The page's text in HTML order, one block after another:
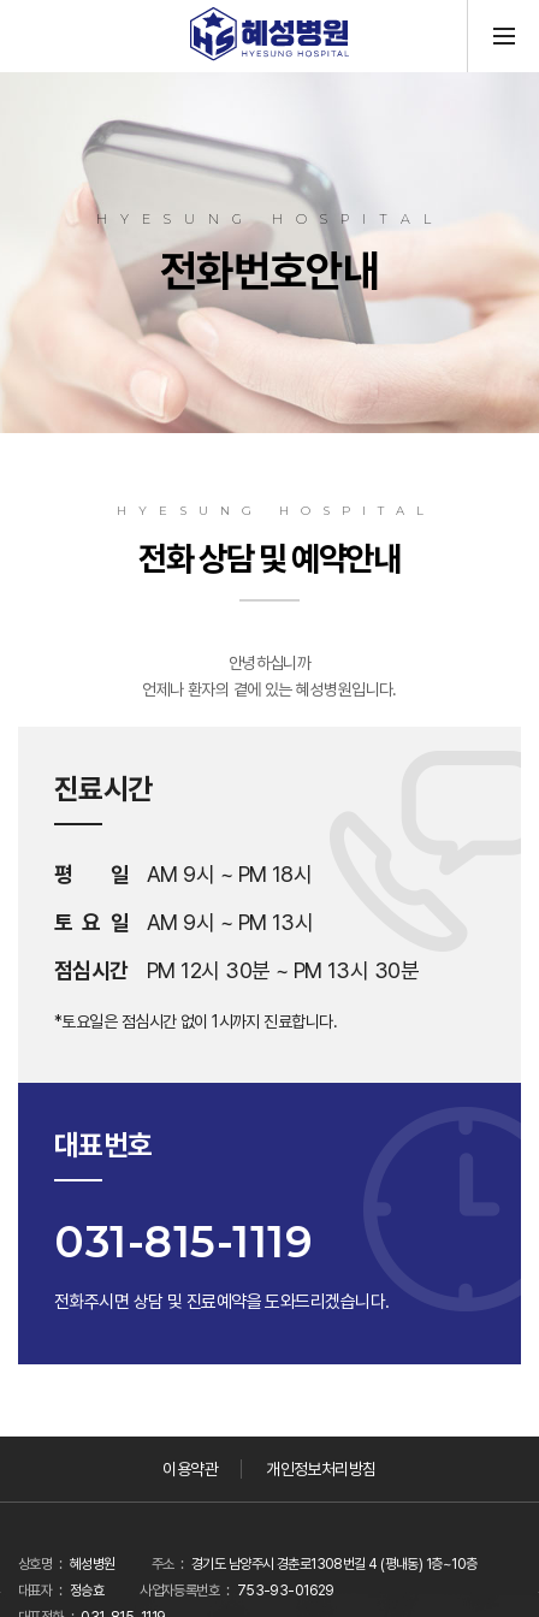
메뉴
HYESUNG HOSPITAL
전화번호안내
HYESUNG HOSPITAL
전화 상담 및 예약안내
안녕하십니까
언제나 환자의 곁에 있는 혜성병원입니다.
진료시간
평 일
AM 9시 ~ PM 18시
토 요 일
AM 9시 ~ PM 13시
점심시간
PM 12시 30분 ~ PM 13시 30분
*토요일은 점심시간 없이 1시까지 진료합니다.
대표번호
031-815-1119
전화주시면 상담 및 진료예약을 도와드리겠습니다.
이용약관 개인정보처리방침
상호명 혜성병원 주소
경기도 남양주시 경춘로1308번길 4 (평내동) 1층~10층
대표자
정승효 사업자등록번호
753-93-01629